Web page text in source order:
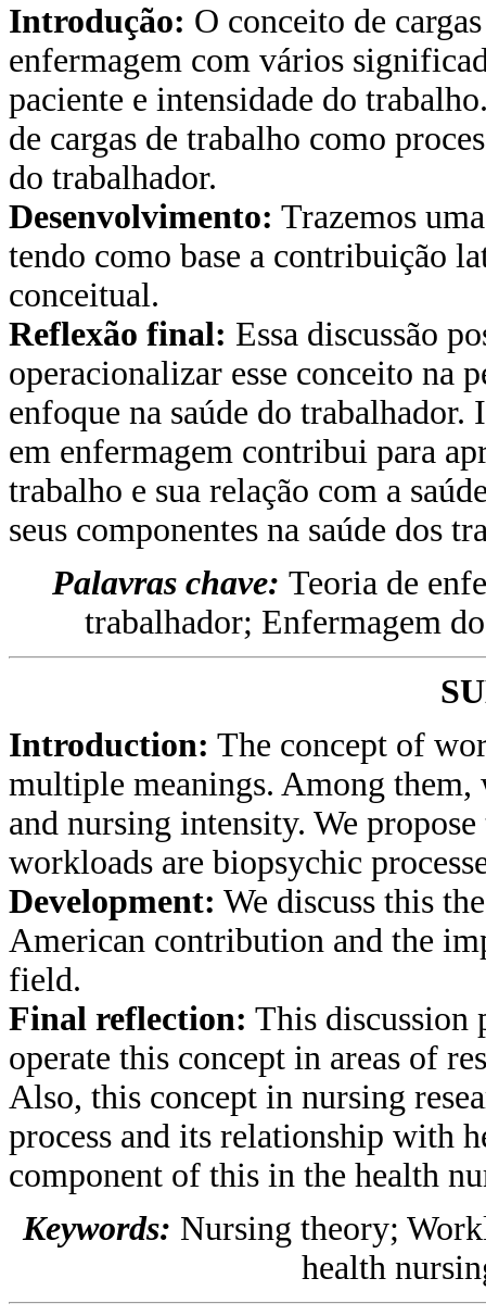
Introdução: O conceito de
enfermagem com vários
paciente e intensidade do
de cargas de trabalho como
do trabalhador.
Desenvolvimento: Trazemos
tendo como base a contribuição
conceitual.
Reflexão final: Essa discussão
operacionalizar esse conceito na
enfoque na saúde do trabalhador.
em enfermagem contribui para
trabalho e sua relação com a
seus componentes na saúde dos
Palavras chave: Teoria de
trabalhador; Enfermagem
Introduction: The concept of
multiple meanings. Among them,
and nursing intensity. We
workloads are biopsychic
Development: We discuss this
American contribution and the
field.
Final reflection: This discussion
operate this concept in areas of
Also, this concept in nursing
process and its relationship with
component of this in the health
Keywords: Nursing theory;
health